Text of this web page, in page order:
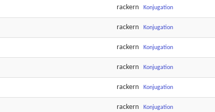
rackern Konjugation
rackern Konjugation
rackern Konjugation
rackern Konjugation
rackern Konjugation
rackern Konjugation